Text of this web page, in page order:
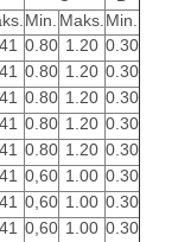
Min. Maks.Min.
0.80 1.20 0.30
0.80 1.20 0.30
0.80 1.20 0.30
0.80 1.20 0.30
0.80 1.20 0.30
0,60 1.00 0.30
0,60 1.00 0.30
0,60 1.00 0.30